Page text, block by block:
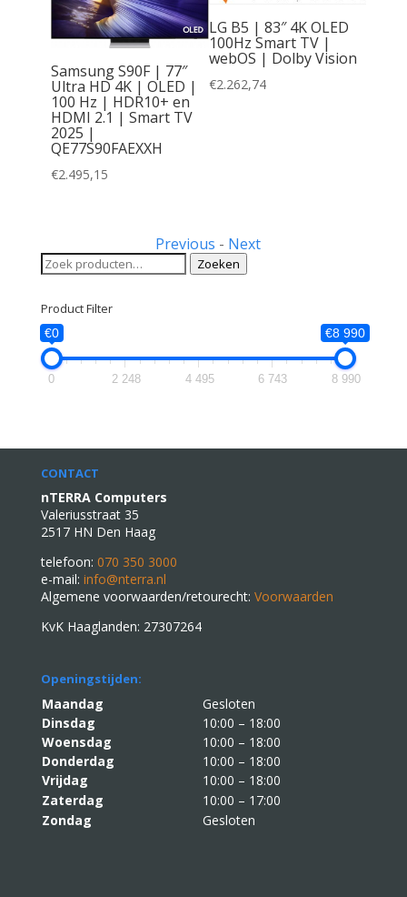
Samsung S90F | 77″
Ultra HD 4K | OLED |
100 Hz | HDR10+ en
HDMI 2.1 | Smart TV
2025 |
QE77S90FAEXXH
€2.495,15
LG B5 | 83″ 4K OLED
100Hz Smart TV |
webOS | Dolby Vision
€2.262,74
Previous - Next
Zoeken
naar:
Zoeken
Product Filter
€0 €8 990
0 2 248 4 495 6 743 8 990
CONTACT
nTERRA Computers
Valeriusstraat 35
2517 HN Den Haag
telefoon: 070 350 3000
e-mail: info@nterra.nl
Algemene voorwaarden/retourecht: Voorwaarden
KvK Haaglanden: 27307264
Openingstijden:
Maandag
Gesloten
Dinsdag
10:00 – 18:00
Woensdag
10:00 – 18:00
Donderdag
10:00 – 18:00
Vrijdag
10:00 – 18:00
Zaterdag
10:00 – 17:00
Zondag
Gesloten